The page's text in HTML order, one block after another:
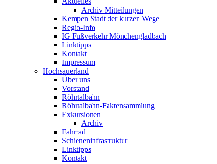
Archiv Mitteilungen
Kempen Stadt der kurzen Wege
Regio-Info
IG Fußverkehr Mönchengladbach
Linktipps
Kontakt
Impressum
Hochsauerland
Über uns
Vorstand
Röhrtalbahn
Röhrtalbahn-Faktensammlung
Exkursionen
Archiv
Fahrrad
Schieneninfrastruktur
Linktipps
Kontakt